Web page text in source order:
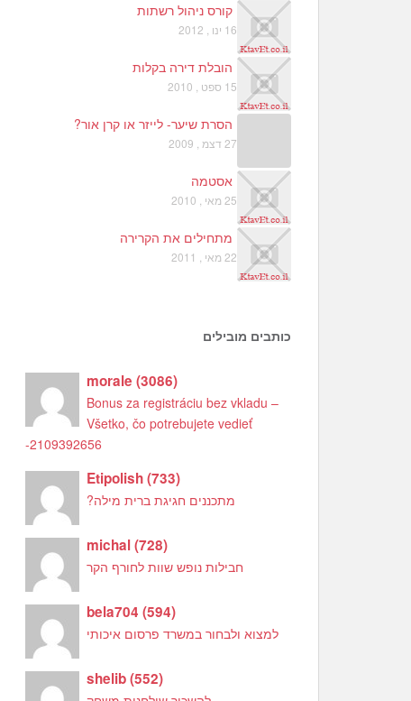
קורס ניהול רשתות
16 ינו , 2012
הובלת דירה בקלות
15 ספט , 2010
הסרת שיער- לייזר או קרן אור?
27 דצמ , 2009
אסטמה
25 מאי , 2010
מתחילים את הקרירה
22 מאי , 2011
כותבים מובילים
morale(3086)
Bonus za registráciu bez vkladu –
Všetko, čo potrebujete vedieť
-2109392656
Etipolish(733)
מתכננים חגיגת ברית מילה?
michal(728)
חבילות נופש שוות לחורף הקר
bela704(594)
למצוא ולבחור במשרד פרסום איכותי
shelib(552)